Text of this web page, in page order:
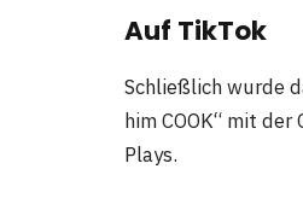
Auf TikTok
Schließlich wurde
him COOK“ mit
Plays.